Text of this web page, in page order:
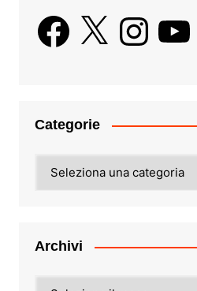
Facebook
X InstagramYouTube
Categorie
Archivi